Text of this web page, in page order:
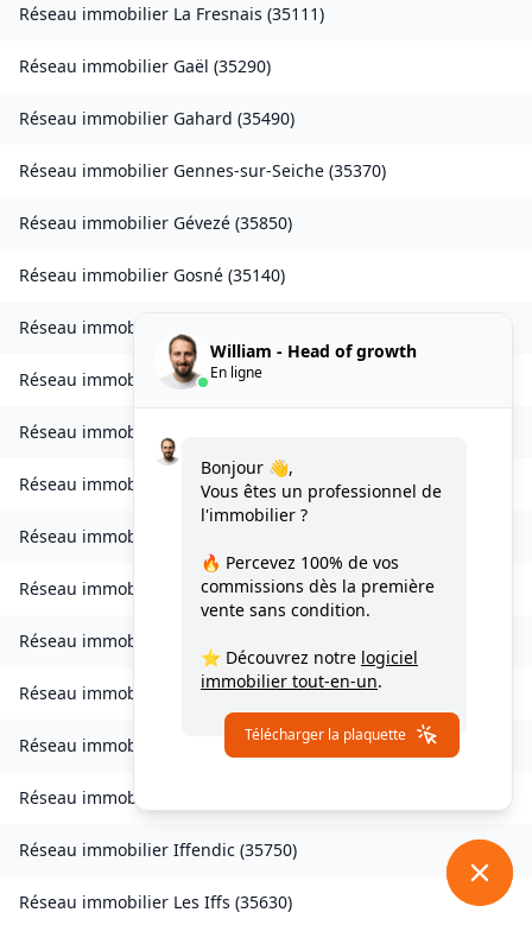
Réseau immobilier La Fresnais (35111)
Réseau immobilier Gaël (35290)
Réseau immobilier Gahard (35490)
Réseau immobilier Gennes-sur-Seiche (35370)
Réseau immobilier Gévezé (35850)
Réseau immobilier Gosné (35140)
Réseau immobilier
Réseau immobilierGoven(35580
Réseau immobilier
Réseau immobilier La Guerche-de-Bretagne(35130)
Réseau immobilier
Réseau immobilier Guignen(35580)
Réseau immobilier
Réseau immobilier Hédé-Bazouges(35630)
Réseau immobilier L'Hermitage(35590 )
Réseau immobilier
Réseau immobilier Iffendic (35750)
Réseau immobilier Les Iffs (35630)
William - Head of growth
En ligne
Bonjour 👋,
Vous êtes un professionnel de
l'immobilier ?
🔥 Percevez 100% de vos
commissions dès la première
vente sans condition.
⭐ Découvrez notre logiciel
immobilier tout-en-un.
Télécharger la plaquette